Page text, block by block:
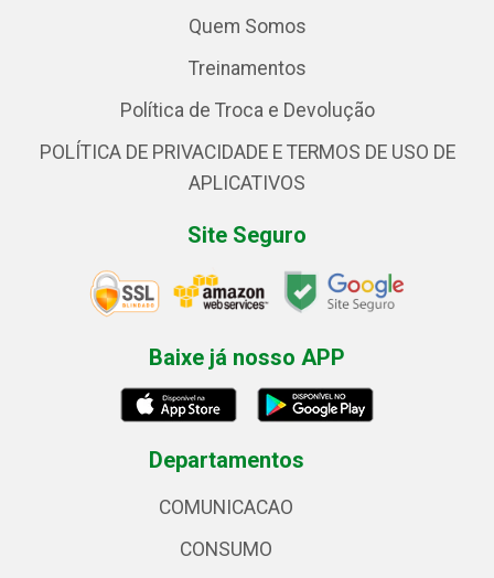
Quem Somos
Treinamentos
Política de Troca e Devolução
POLÍTICA DE PRIVACIDADE E TERMOS DE USO DE
APLICATIVOS
Site Seguro
Baixe já nosso APP
Departamentos
COMUNICACAO
CONSUMO